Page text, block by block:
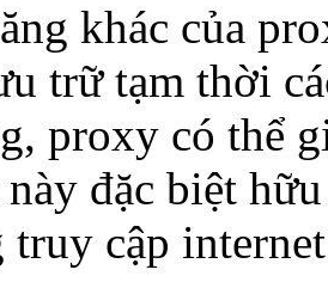
khác của
trữ tạm thời
proxy có thể
đặc biệt
truy cập